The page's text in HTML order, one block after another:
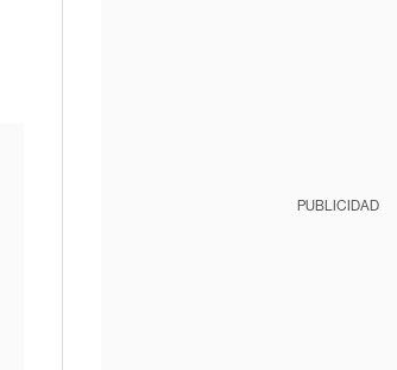
PUBLICIDAD